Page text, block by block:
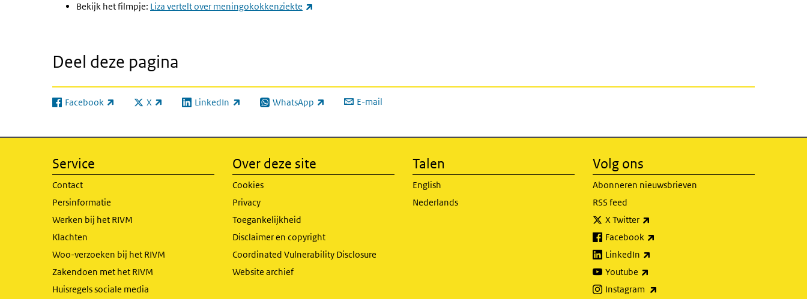
Bekijk het filmpje: Liza vertelt over meningokokkenziekte
Deel deze pagina
Facebook
(externe link) X
(externe link) LinkedIn
(externe link) WhatsApp
(externe link) E-mail
Service
Contact
Persinformatie
Werken bij het RIVM
Klachten
Woo-verzoeken bij het RIVM
Zakendoen met het RIVM
Huisregels sociale media
Over deze site
Cookies
Privacy
Toegankelijkheid
Disclaimer en copyright
Coordinated Vulnerability Disclosure
Website archief
Talen
English
Nederlands
Volg ons
Abonneren nieuwsbrieven
RSS feed
X Twitter
Facebook
LinkedIn
Youtube
Instagram